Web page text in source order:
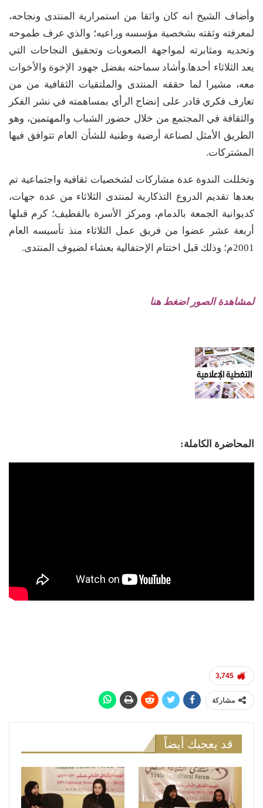
وأضاف الشيخ انه كان واثقا من استمرارية المنتدى ونجاحه،
لمعرفته وثقته بشخصية مؤسسه وراعيه؛ والذي عرف طموحه
وتحديه ومثابرته لمواجهة الصعوبات وتحقيق النجاحات التي
يعد الثلاثاء أحدها.وأشاد سماحته بفضل جهود الإخوة والأخوات
معه، مشيرا لما حققه المنتدى والملتقيات الثقافية من من
تعارف فكري قادر على إنضاج الرأي بمساهمته في نشر الفكر
والثقافة في المجتمع من خلال حضور الشباب والمهتمين، وهو
الطريق الأمثل لصناعة أرضية وطنية للشأن العام تتوافق فيها
المشتركات.
وتخللت الندوة عدة مشاركات لشخصيات ثقافية واجتماعية تم
بعدها تقديم الدروع التذكارية لمنتدى الثلاثاء من عدة جهات،
كديوانية الجمعة بالدمام، ومركز الأسرة بالقطيف؛ كرم قبلها
أربعة عشر عضوا من فريق عمل الثلاثاء منذ تأسيسه العام
2001م؛ وذلك قبل اختتام الإحتفالية بعشاء لضيوف المنتدى.
لمشاهدة الصور اضغط هنا
المحاضرة الكاملة:
3,745
مشاركة
قد يعجبك أيضاً